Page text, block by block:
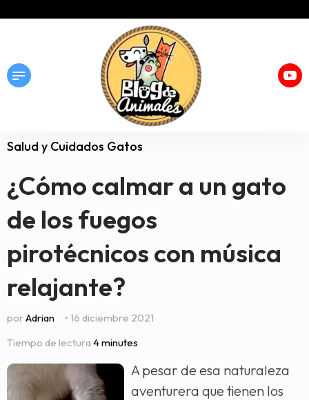
Salud y Cuidados Gatos
¿Cómo calmar a un gato
de los fuegos
pirotécnicos con música
relajante?
porAdrian
• 16 diciembre 2021
Tiempo de lectura 4 minutes
A pesar de esa naturaleza
aventurera que tienen los